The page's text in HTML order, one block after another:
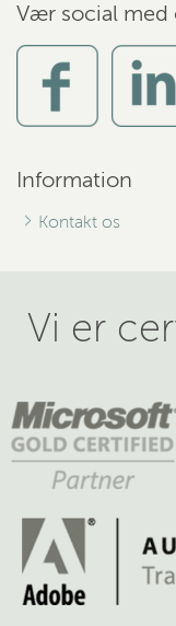
Vær social med
Information
Kontakt os
Vi er